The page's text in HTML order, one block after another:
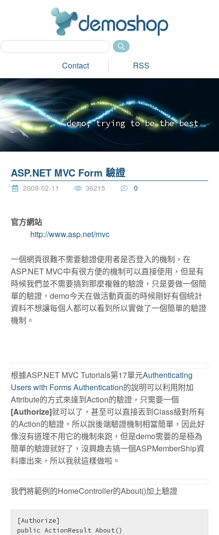
Contact RSS
demo, tryi ng to be the best_
ASP.NET MVC Form 驗證
2009-02-11 36215 0
官方網站
http://www.asp.net/mvc
一個網頁很難不需要驗證使用者是否登入的機制，在
ASP.NET MVC中有很方便的機制可以直接使用，但是有
時候我們並不需要搞到那麼複雜的驗證，只是要做一個簡
單的驗證，demo今天在做活動頁面的時候剛好有個統計
資料不想讓每個人都可以看到所以實做了一個簡單的驗證
機制。
根據ASP.NET MVC Tutorials第17單元Authenticating
Users with Forms Authentication的說明可以利用附加
Attribute的方式來達到Action的驗證，只需要一個
[Authorize]就可以了，甚至可以直接丟到Class級對所有
的Action的驗證，所以說後端驗證機制相當簡單，因此好
像沒有道理不用它的機制來跑，但是demo需要的是極為
簡單的驗證就好了，沒興趣去搞一個ASPMemberShip資
料庫出來，所以我就這樣做啦。
我們將範例的HomeController的About()加上驗證
[Authorize]
public ActionResult About()